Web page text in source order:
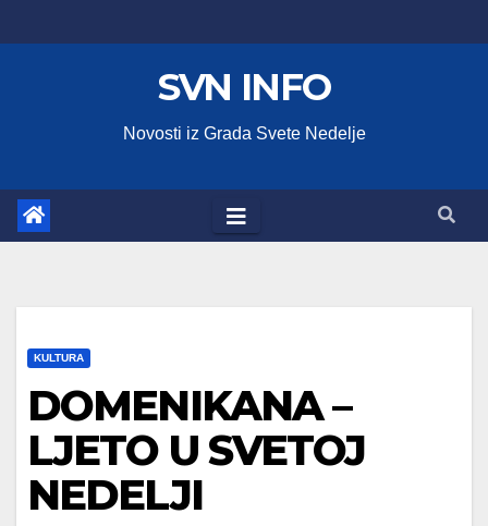
to
SVN INFO
Novosti iz Grada Svete Nedelje
KULTURA
DOMENIKANA –
LJETO U SVETOJ
NEDELJI